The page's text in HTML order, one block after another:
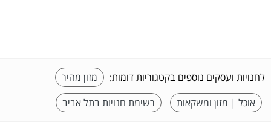
לחנויות ועסקים נוספים בקטגוריות דומות:
מזון מהיר
אוכל | מזון ומשקאות
רשימת חנויות בתל אביב